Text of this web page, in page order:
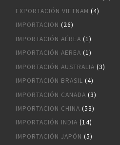
EXPORTACIÓN VIETNAM (4)
IMPORTACION (26)
IMPORTACIÓN AÉREA (1)
IMPORTACIÓN AEREA (1)
IMPORTACIÓN AUSTRALIA (3)
IMPORTACIÓN BRASIL (4)
IMPORTACIÓN CANADA (3)
IMPORTACION CHINA (53)
IMPORTACIÓN INDIA (14)
IMPORTACIÓN JAPÓN (5)